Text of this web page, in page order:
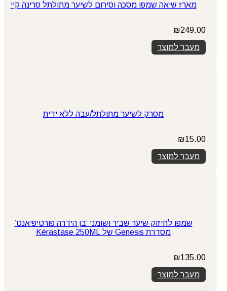
מארז שיאה שמפו מסכה וסירום לשיער מתולתל סרינה קיי
₪249.00
מעבר למוצר
מסרק לשיער מתולתל/עבה ללא ידית
₪15.00
מעבר למוצר
שמפו לחיזוק שיער שביר ושומני ‘בן הידרה פורטיפיאנט’
מסדרת Genesis של Kérastase 250ML
₪135.00
מעבר למוצר